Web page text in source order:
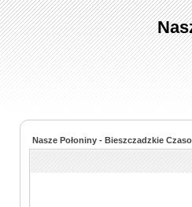
Nasze Połoniny - Bieszczadzkie